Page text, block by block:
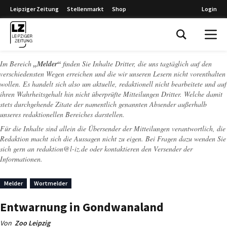
Leipziger Zeitung Stellenmarkt Shop Login
Im Bereich „Melder“ finden Sie Inhalte Dritter, die uns tagtäglich auf den
verschiedensten Wegen erreichen und die wir unseren Lesern nicht vorenthalten
wollen. Es handelt sich also um aktuelle, redaktionell nicht bearbeitete und auf
ihren Wahrheitsgehalt hin nicht überprüfte Mitteilungen Dritter. Welche damit
stets durchgehende Zitate der namentlich genannten Absender außerhalb
unseres redaktionellen Bereiches darstellen.
Für die Inhalte sind allein die Übersender der Mitteilungen verantwortlich, die
Redaktion macht sich die Aussagen nicht zu eigen. Bei Fragen dazu wenden Sie
sich gern an redaktion@l-iz.de oder kontaktieren den Versender der
Informationen.
Melder Wortmelder
Entwarnung in Gondwanaland
Von Zoo Leipzig